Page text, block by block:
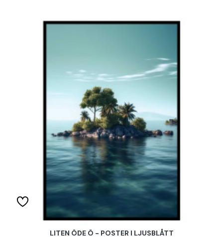
LITEN ÖDE Ö - POSTER I LJUSBLÅTT